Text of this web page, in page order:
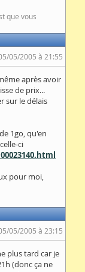
que vous
05/2005 à 21:55
après avoir
de prix...
sur le délais
1go, qu'en
ci
pour moi,
05/2005 à 23:15
plus tard car je
(donc ça ne